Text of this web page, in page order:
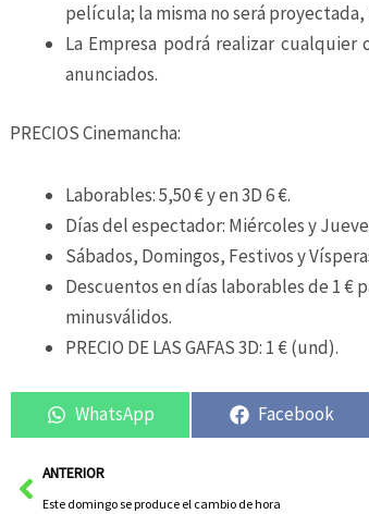
película; la misma no será
La Empresa podrá realizar
anunciados.
PRECIOS Cinemancha:
Laborables: 5,50 € y en 3D 6 €.
Días del espectador: Miércoles y
Sábados, Domingos, Festivos y
Descuentos en días laborables de 1 €
minusválidos.
PRECIO DE LAS GAFAS 3D: 1 € (und).
WhatsApp Facebook
AntANTERIOR
Este domingo se produce el cambio de hora